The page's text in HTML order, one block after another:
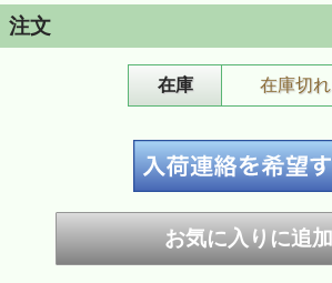
注文
在庫 在庫切れ